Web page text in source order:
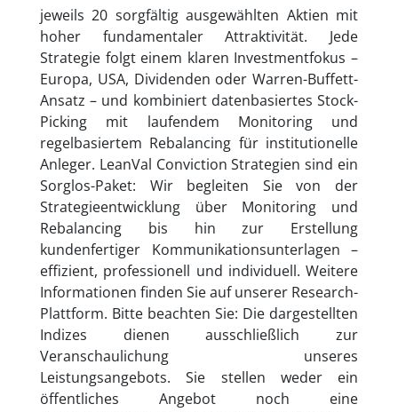
jeweils 20 sorgfältig ausgewählten Aktien mit
hoher fundamentaler Attraktivität. Jede
Strategie folgt einem klaren Investmentfokus –
Europa, USA, Dividenden oder Warren-Buffett-
Ansatz – und kombiniert datenbasiertes Stock-
Picking mit laufendem Monitoring und
regelbasiertem Rebalancing für institutionelle
Anleger. LeanVal Conviction Strategien sind ein
Sorglos-Paket: Wir begleiten Sie von der
Strategieentwicklung über Monitoring und
Rebalancing bis hin zur Erstellung
kundenfertiger Kommunikationsunterlagen –
effizient, professionell und individuell. Weitere
Informationen finden Sie auf unserer Research-
Plattform. Bitte beachten Sie: Die dargestellten
Indizes dienen ausschließlich zur
Veranschaulichung unseres
Leistungsangebots. Sie stellen weder ein
öffentliches Angebot noch eine